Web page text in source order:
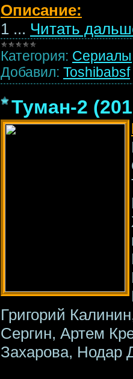
Описание:
1 ... Читать
Категория: Сериалы
Добавил: Toshibabsf
Туман-2
Григорий
Сергин, Артем
Захарова, Нодар